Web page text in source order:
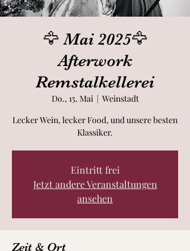
🦅 Mai 2025🦅
Afterwork
Remstalkellerei
Do., 15. Mai
  |
Weinstadt
Lecker Wein, lecker Food, und unsere besten
Klassiker.
Eintritt frei
Jetzt andere Veranstaltungen
ansehen
Zeit & Ort